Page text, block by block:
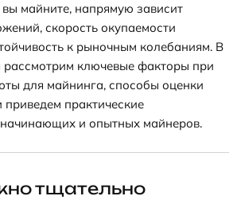
майните, напрямую зависит
скорость окупаемости
к рыночным колебаниям. В
ключевые факторы при
для майнинга, способы оценки
приведем практические
и опытных майнеров.
тщательно